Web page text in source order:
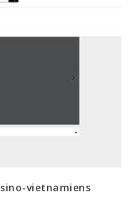
vietnamiens